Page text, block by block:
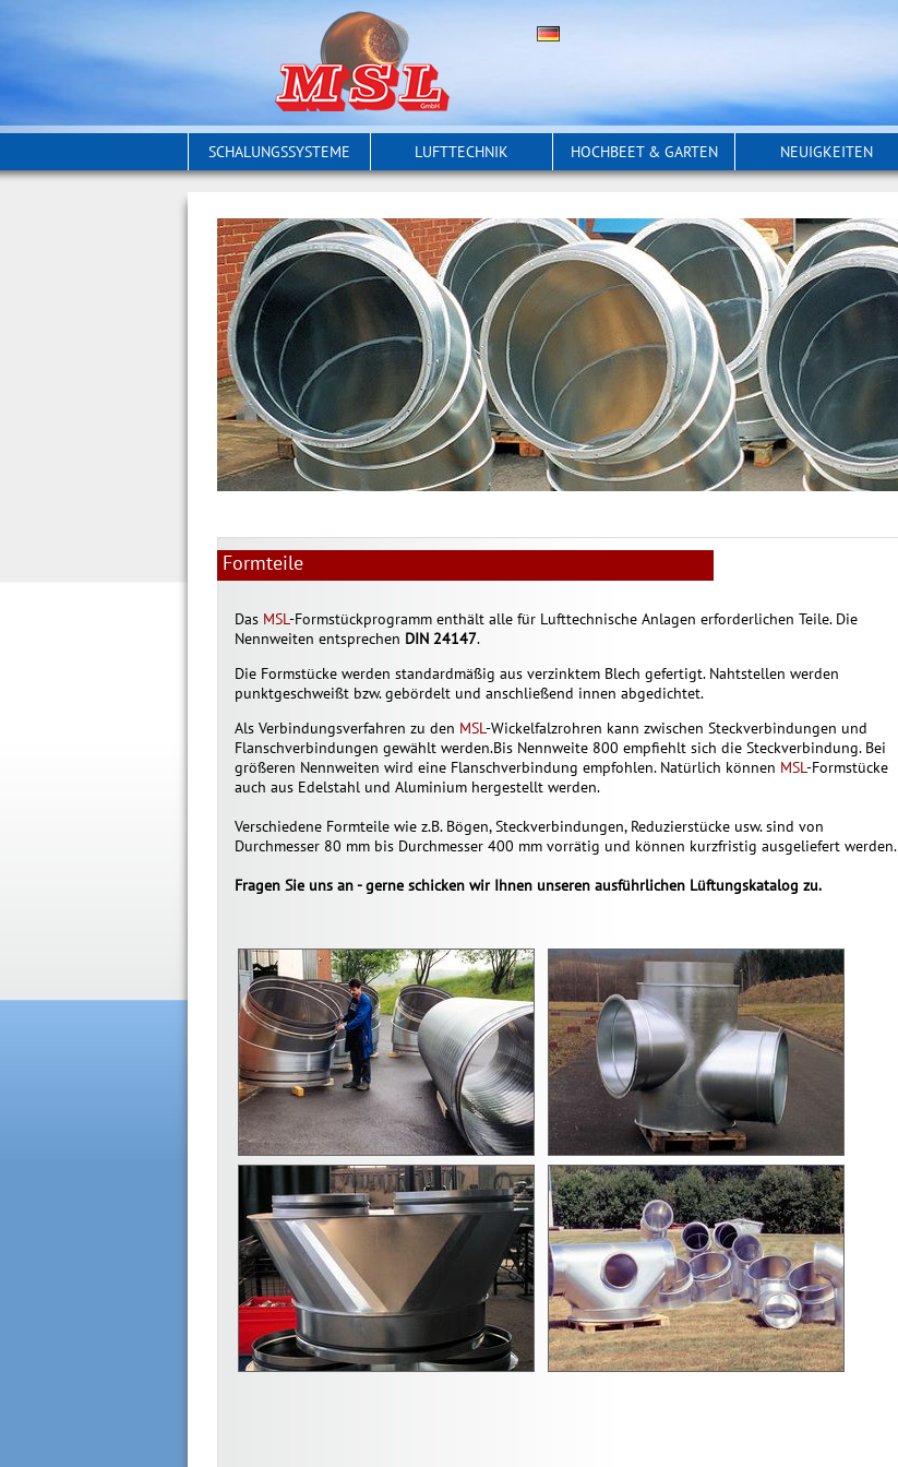
SCHALUNGSSYSTEME LUFTTECHNIK HOCHBEET & GARTEN NEUIGKEITEN
Formteile
Das MSL-Formstückprogramm enthält alle für Lufttechnische Anlagen erforderlichen Teile. Die
Nennweiten entsprechen DIN 24147.
Die Formstücke werden standardmäßig aus verzinktem Blech gefertigt. Nahtstellen werden
punktgeschweißt bzw. gebördelt und anschließend innen abgedichtet.
Als Verbindungsverfahren zu den MSL-Wickelfalzrohren kann zwischen Steckverbindungen und
Flanschverbindungen gewählt werden.Bis Nennweite 800 empfiehlt sich die Steckverbindung. Bei
größeren Nennweiten wird eine Flanschverbindung empfohlen. Natürlich können MSL-Formstücke
auch aus Edelstahl und Aluminium hergestellt werden.
Verschiedene Formteile wie z.B. Bögen, Steckverbindungen, Reduzierstücke usw. sind von
Durchmesser 80 mm bis Durchmesser 400 mm vorrätig und können kurzfristig ausgeliefert werden.
Fragen Sie uns an - gerne schicken wir Ihnen unseren ausführlichen Lüftungskatalog zu.